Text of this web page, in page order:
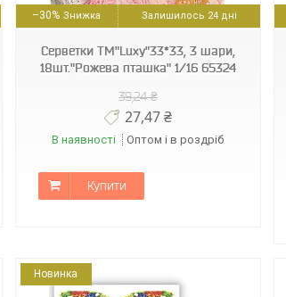
–30% Залишилось 24 дні
Серветки ТМ"Luxy"33*33, 3 шари,
18шт."Рожева пташка" 1/16 65324
39,24 ₴
27,47 ₴
В наявності Оптом і в роздріб
Купити
Новинка